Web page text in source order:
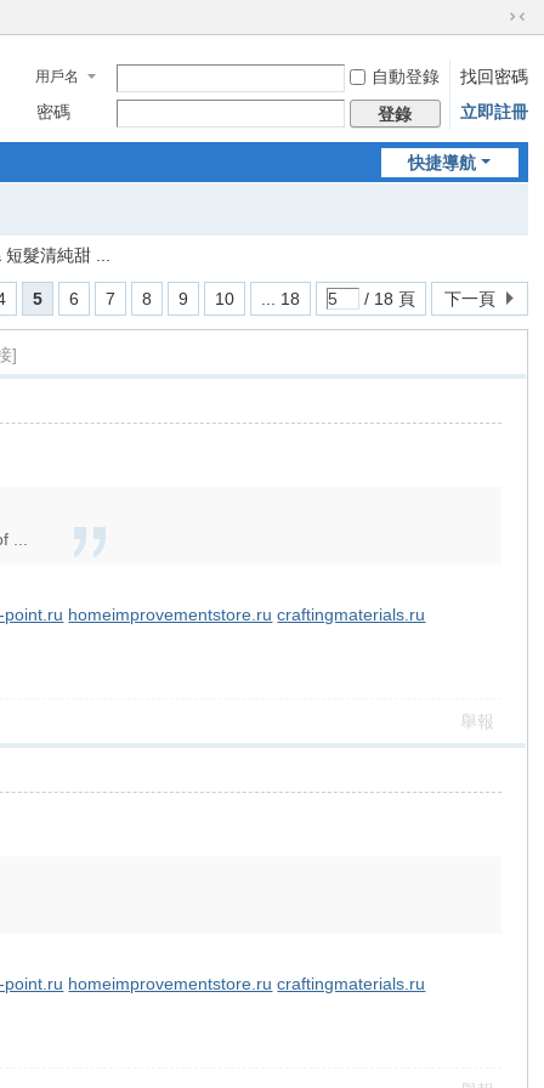
切
到
窄
版
用戶名 自動登錄
找回密碼
密碼
登錄 立即註冊
快捷導航
髮清純甜 ...
5 6 7 8 9 10 ... 18 / 18 頁 下一頁
]
...
point.ru homeimprovementstore.ru craftingmaterials.ru
舉報
point.ru homeimprovementstore.ru craftingmaterials.ru